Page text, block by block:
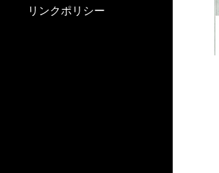
リンクポリシー